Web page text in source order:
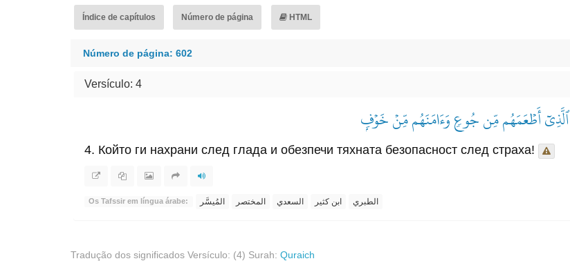
Índice de capítulos Número de página HTML
Número de página: 602
Versículo: 4
ٱلَّذِيٓ أَطۡعَمَهُم مِّن جُوعٖ وَءَامَنَهُم مِّنۡ خَوۡفِۭ
4. Който ги нахрани след глада и обезпечи тяхната безопасност след страха!
Os Tafssir em língua árabe: المُيسَّر المختصر السعدي ابن كثير الطبري
Tradução dos significados Versículo: (4) Surah: Quraich